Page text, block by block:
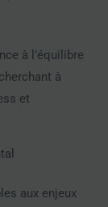
à l’équilibre
à
et
aux enjeux